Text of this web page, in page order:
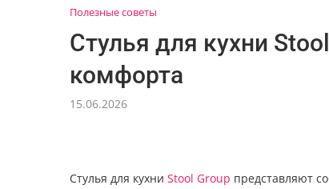
Полезные советы
Стулья для кухни
комфорта
15.06.2026
Стулья для кухни Stool Group представляют